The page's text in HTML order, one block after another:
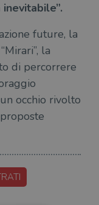
future, la
la
di percorrere
occhio rivolto